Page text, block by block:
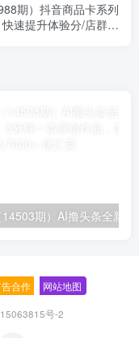
期）抖音商品卡系列
速提升体验分/店群爆
告合作 网站地图
号-2